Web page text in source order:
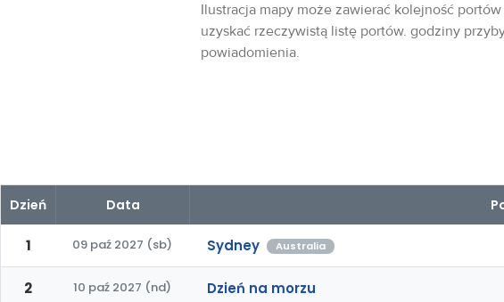
Ilustracja mapy może zawierać kolejność
uzyskać rzeczywistą listę portów. godziny
powiadomienia.
Dzień Data
1 09 paź 2027 (sb) Sydney Australia
2 10 paź 2027 (nd) Dzień na morzu